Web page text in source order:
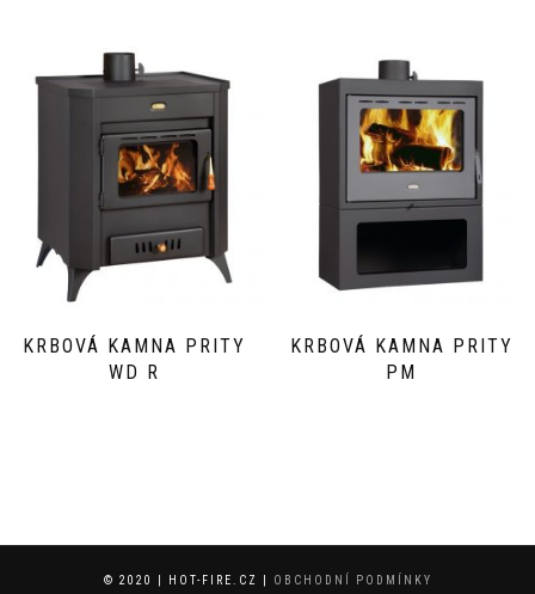
KRBOVÁ KAMNA PRITY
WD R
KRBOVÁ KAMNA PRITY
PM
© 2020 | HOT-FIRE.CZ | OBCHODNÍ PODMÍNKY